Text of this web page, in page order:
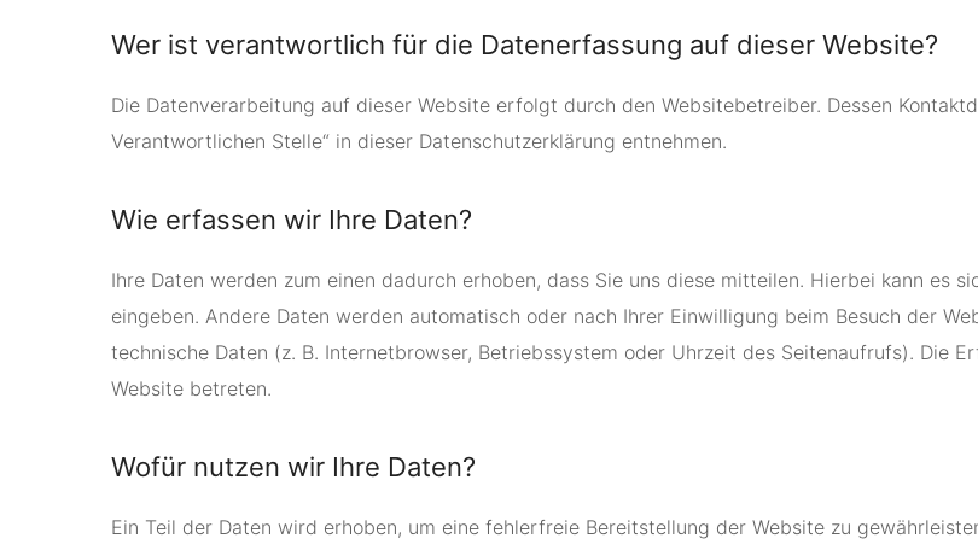
Wer ist verantwortlich für die Datenerfassung auf dieser Website?
Die Datenverarbeitung auf dieser Website erfolgt durch den Websitebetreiber. Dessen
Verantwortlichen Stelle“ in dieser Datenschutzerklärung entnehmen.
Wie erfassen wir Ihre Daten?
Ihre Daten werden zum einen dadurch erhoben, dass Sie uns diese mitteilen. Hierbei kann es
eingeben. Andere Daten werden automatisch oder nach Ihrer Einwilligung beim Besuch der
technische Daten (z. B. Internetbrowser, Betriebssystem oder Uhrzeit des Seitenaufrufs). Die
Website betreten.
Wofür nutzen wir Ihre Daten?
Ein Teil der Daten wird erhoben, um eine fehlerfreie Bereitstellung der Website zu